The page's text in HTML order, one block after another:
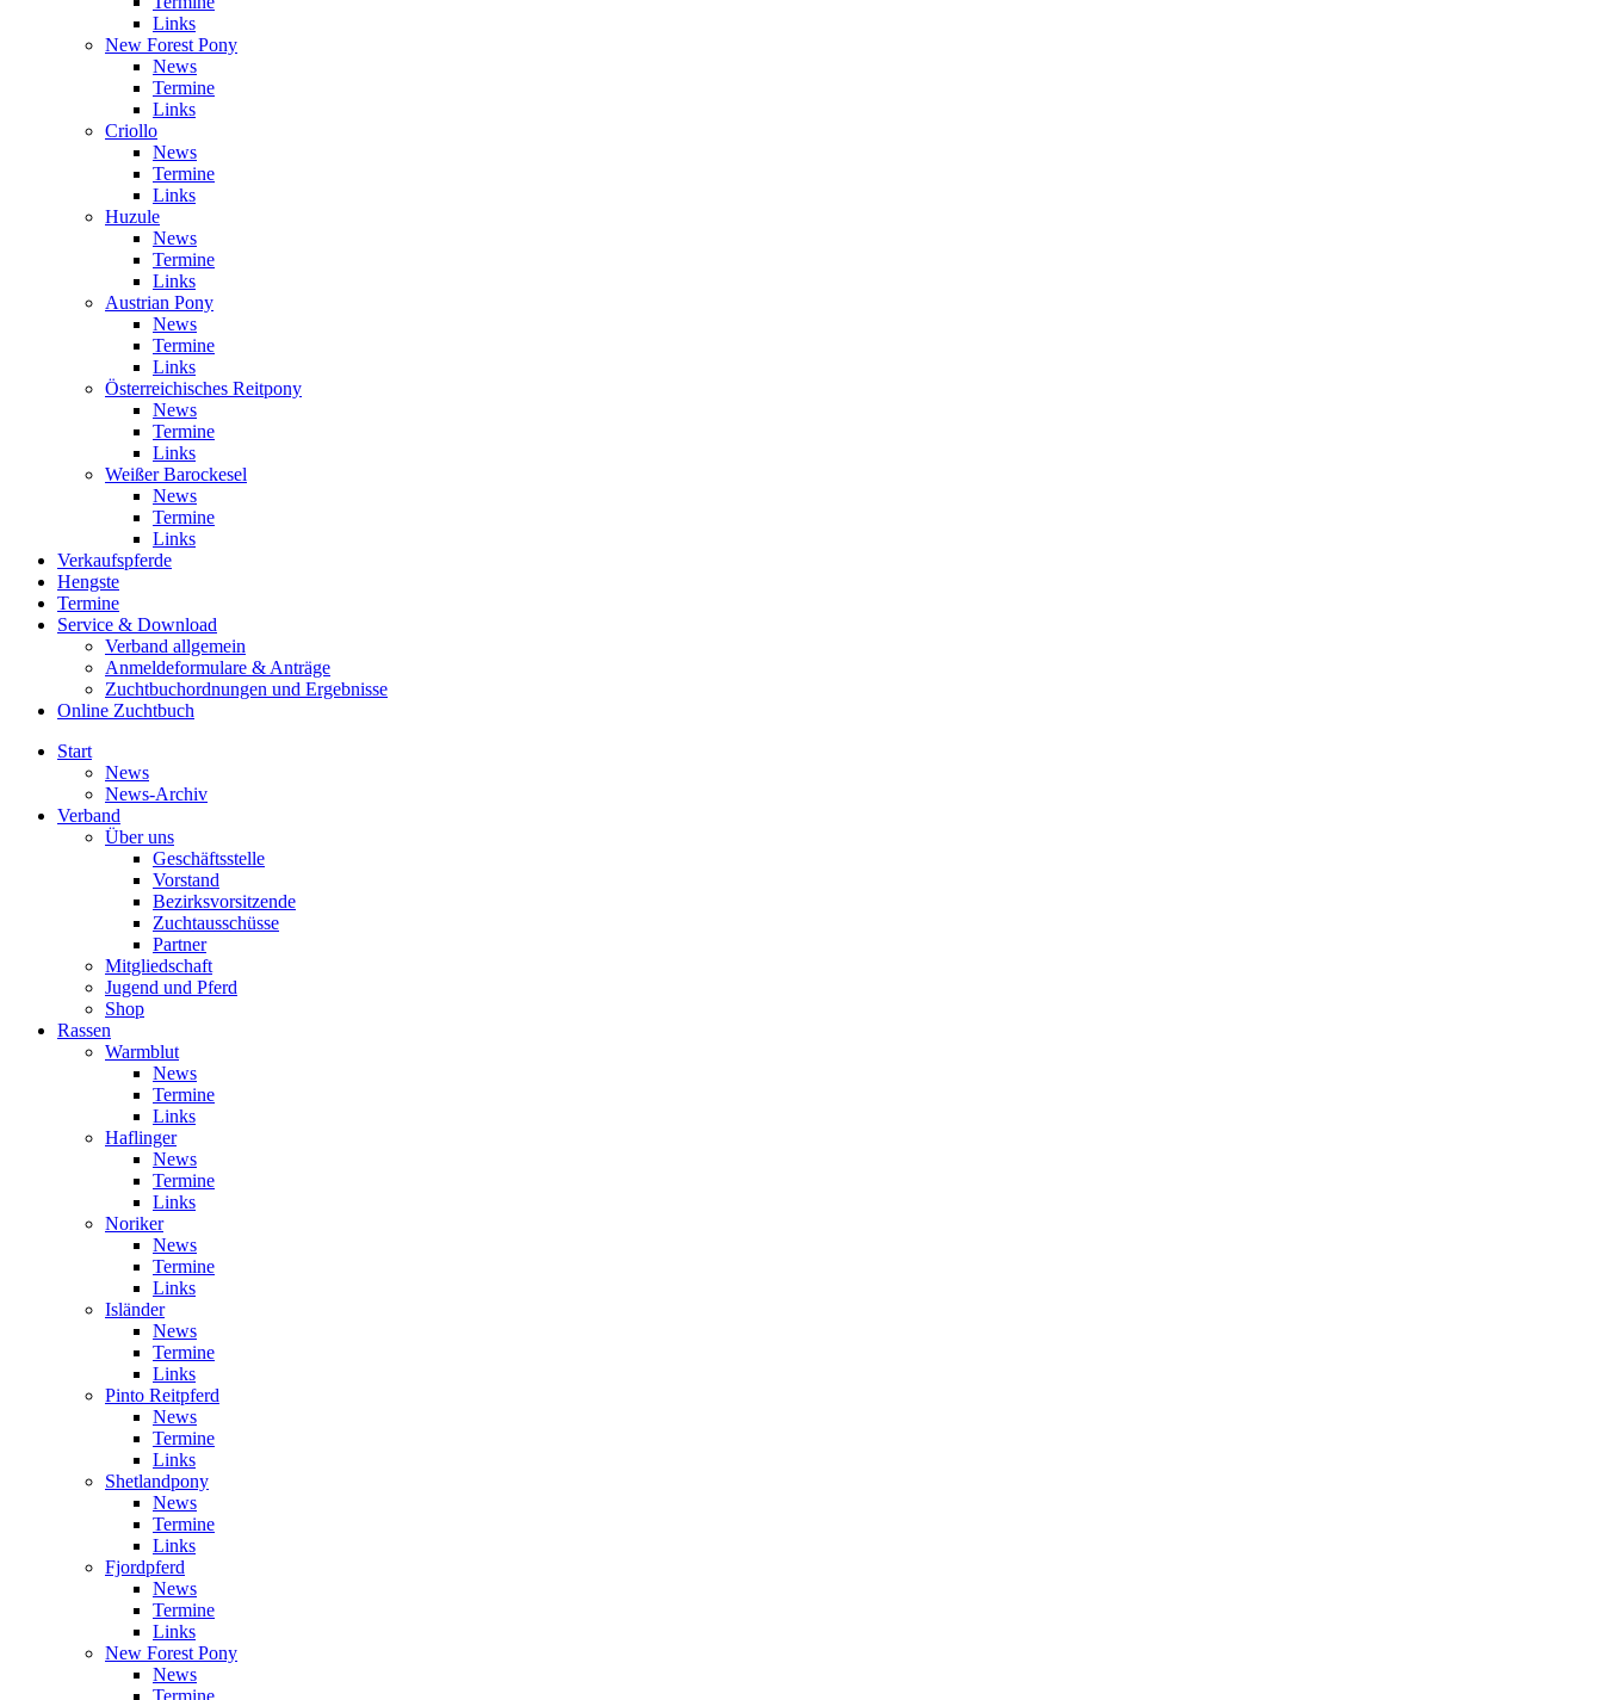
Links
New Forest Pony
News
Termine
Links
Criollo
News
Termine
Links
Huzule
News
Termine
Links
Austrian Pony
News
Termine
Links
Österreichisches Reitpony
News
Termine
Links
Weißer Barockesel
News
Termine
Links
Verkaufspferde
Hengste
Termine
Service & Download
Verband allgemein
Anmeldeformulare & Anträge
Zuchtbuchordnungen und Ergebnisse
Online Zuchtbuch
Start
News
News-Archiv
Verband
Über uns
Geschäftsstelle
Vorstand
Bezirksvorsitzende
Zuchtausschüsse
Partner
Mitgliedschaft
Jugend und Pferd
Shop
Rassen
Warmblut
News
Termine
Links
Haflinger
News
Termine
Links
Noriker
News
Termine
Links
Isländer
News
Termine
Links
Pinto Reitpferd
News
Termine
Links
Shetlandpony
News
Termine
Links
Fjordpferd
News
Termine
Links
New Forest Pony
News
Termine